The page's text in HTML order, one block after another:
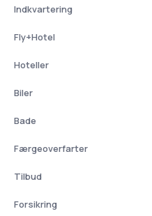
Indkvartering
Fly+Hotel
Hoteller
Biler
Bade
Færgeoverfarter
Tilbud
Forsikring